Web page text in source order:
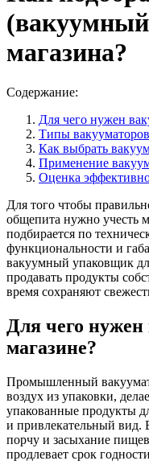
магазина?
Содержание:
Для чего нужен
Типы вакууматоров
Как выбрать
Применение
Оценка
Для того чтобы
общепита нужно учесть
подбирается по
функциональности и
вакуумный упаковщик
продавать продукты
время сохраняют
Для чего нужен
магазине?
Промышленный
воздух из упаковки,
упакованные продукты
и привлекательный вид.
порчу и засыхание
продлевает срок